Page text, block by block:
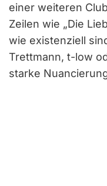
einer weiteren
Zeilen wie „Die
wie existenziell
Trettmann, t-low
starke